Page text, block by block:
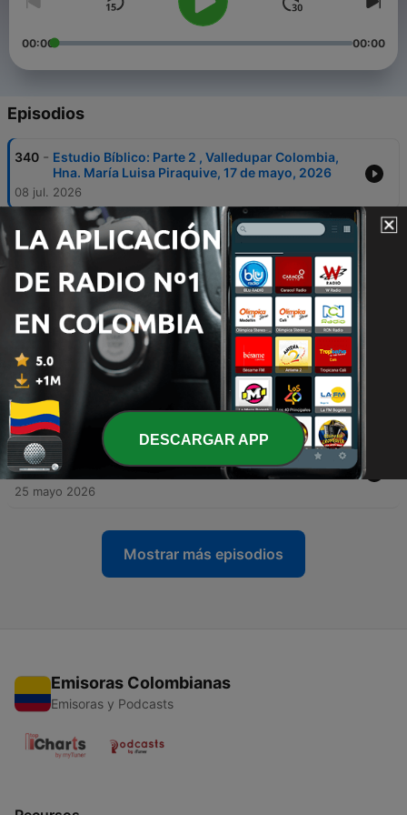
00:00 00:00
Episodios
340 - Estudio Bíblico: Parte 2 , Valledupar Colombia,
Hna. María Luisa Piraquive, 17 de mayo, 2026
08 jul. 2026
339
Estudio Bíblico: Santiago 4, Valledupar
Colombia, 17-may-2026
Estudio Bíblico: Jacksonville, Parte 2 (25 de abril
de 2026)
08 jul. 2026
337 - Estudio Bíblico: 1 Juan 3 (Parte 1) Jacksonville,
Florida, USA – Hna. María Luisa Piraquive – 25 de
abril de 2026
25 mayo 2026
336 - Estudio Bíblico: Colosenses 3 vr. 5 al 17 – Hna.
María Luisa Piraquive – West Palm Beach, USA
25 mayo 2026
Mostrar más episodios
Emisoras Colombianas
Emisoras y Podcasts
DESCARGAR APP